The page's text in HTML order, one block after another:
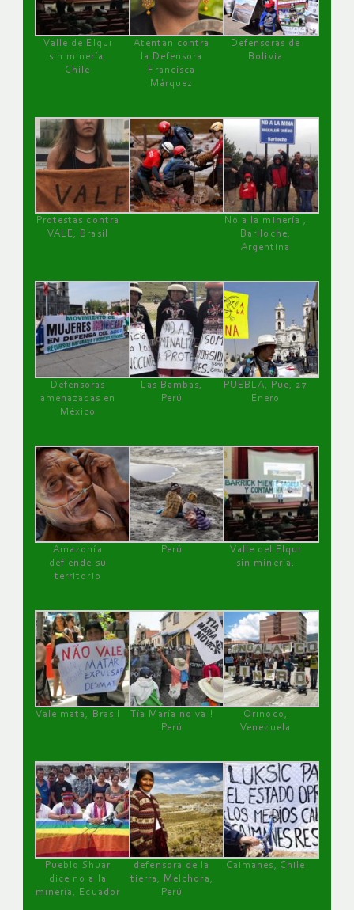
Valle de Elqui
sin minería.
Chile
Atentan contra
la Defensora
Francisca
Márquez
Defensoras de
Bolivia
Protestas contra
VALE, Brasil
No a la minería ,
Bariloche,
Argentina
Defensoras
amenazadas en
México
Las Bambas,
Perú
PUEBLA, Pue, 27
Enero
Amazonía
defiende su
territorio
Perú
Valle del Elqui
sin minería.
Vale mata, Brasil
Tía María no va !
Perú
Orinoco,
Venezuela
Pueblo Shuar
dice no a la
minería, Ecuador
defensora de la
tierra, Melchora,
Perú
Caimanes, Chile